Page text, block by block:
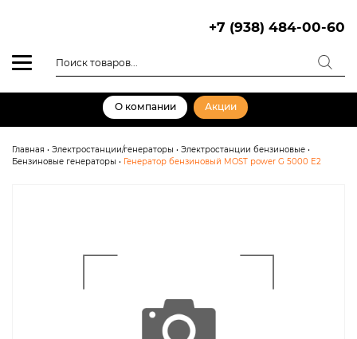
+7 (938) 484-00-60
товаров
О компании Акции
Главная • Электростанции/генераторы • Электростанции бензиновые •
Бензиновые генераторы • Генератор бензиновый MOST power G 5000 E2